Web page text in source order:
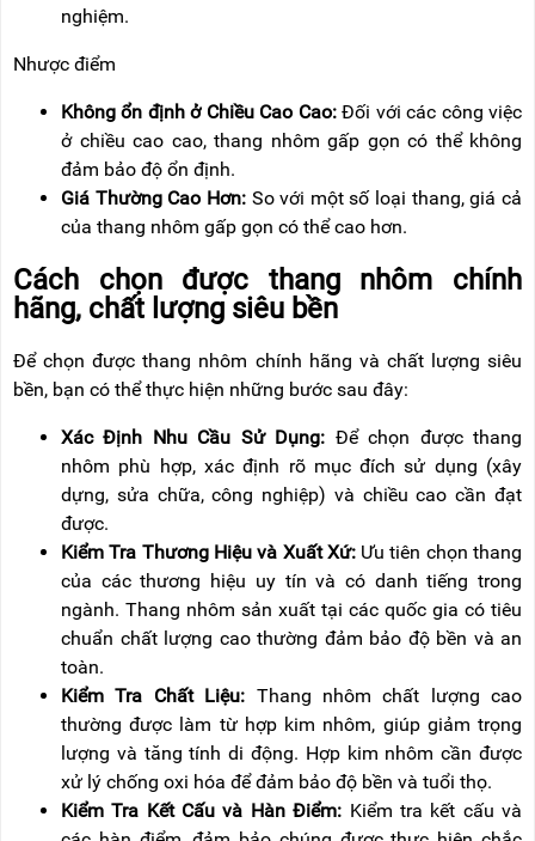
nghiệm.
Nhược điểm
Không ổn định ở Chiều Cao Cao:Đối với các công việc
ở chiều cao cao, thang nhôm gấp gọn có thể không
đảm bảo độ ổn định.
Giá Thường Cao Hơn:So với một số loại thang, giá cả
của thang nhôm gấp gọn có thể cao hơn.
Cách chọn được thang nhôm chính
hãng, chất lượng siêu bền
Để chọn được thang nhôm chính hãng và chất lượng siêu
bền, bạn có thể thực hiện những bước sau đây:
Xác Định Nhu Cầu Sử Dụng: Để chọn được thang
nhôm phù hợp, xác định rõ mục đích sử dụng (xây
dựng, sửa chữa, công nghiệp) và chiều cao cần đạt
được.
Kiểm Tra Thương Hiệu và Xuất Xứ:Ưu tiên chọn thang
của các thương hiệu uy tín và có danh tiếng trong
ngành. Thang nhôm sản xuất tại các quốc gia có tiêu
chuẩn chất lượng cao thường đảm bảo độ bền và an
toàn.
Kiểm Tra Chất Liệu: Thang nhôm chất lượng cao
thường được làm từ hợp kim nhôm, giúp giảm trọng
lượng và tăng tính di động. Hợp kim nhôm cần được
xử lý chống oxi hóa để đảm bảo độ bền và tuổi thọ.
Kiểm Tra Kết Cấu và Hàn Điểm: Kiểm tra kết cấu và